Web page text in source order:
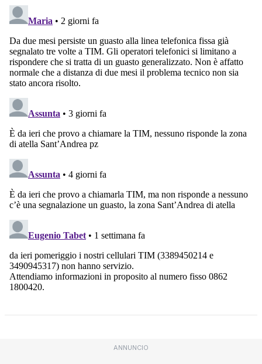
ANNUNCIO